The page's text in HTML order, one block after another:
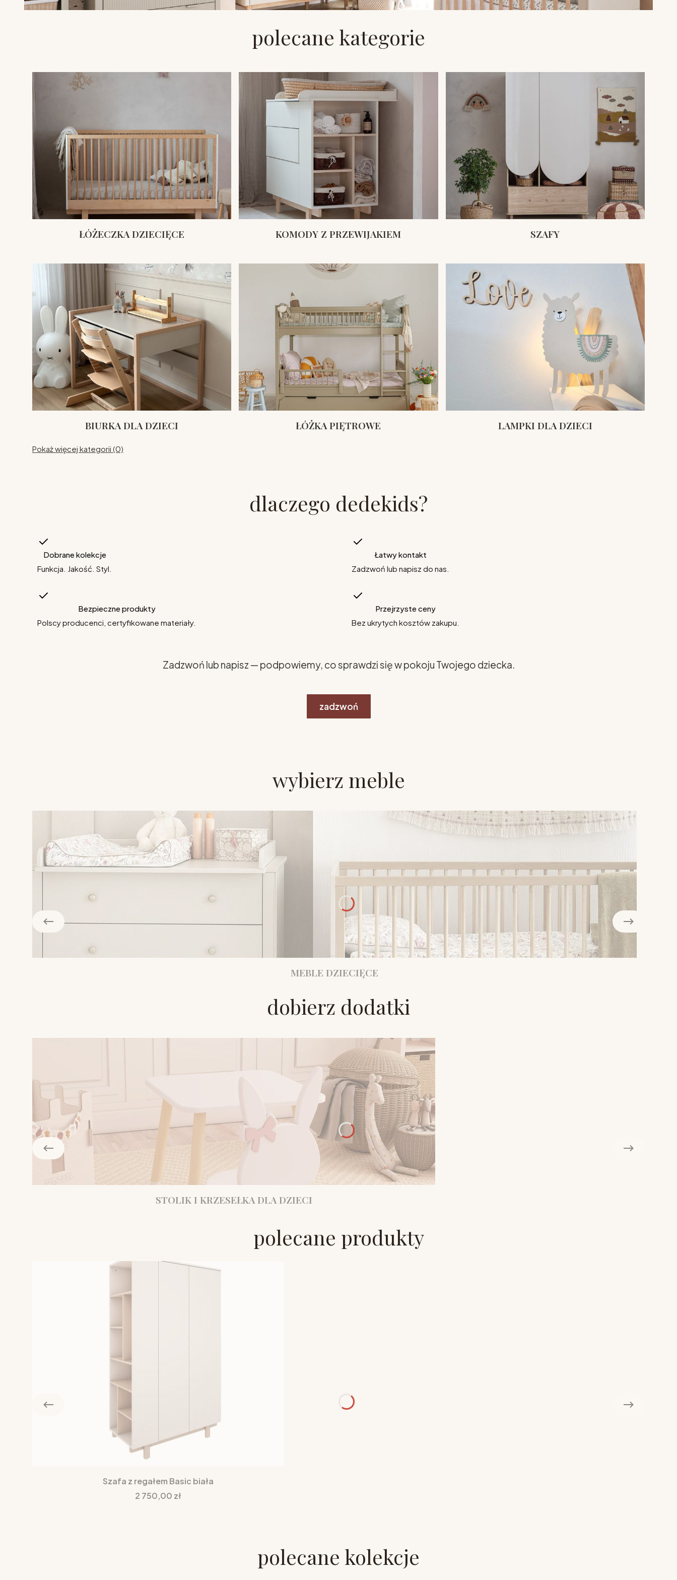
polecane kategorie
ŁÓŻECZKA DZIECIĘCE KOMODY Z PRZEWIJAKIEM SZAFY
BIURKA DLA DZIECI ŁÓŻKA PIĘTROWE LAMPKI DLA DZIECI
Pokaż więcej kategorii (0)
dlaczego dedekids?
Dobrane kolekcje
Funkcja. Jakość. Styl.
Łatwy kontakt
Zadzwoń lub napisz do nas.
Bezpieczne produkty
Polscy producenci, certyfikowane materiały.
Przejrzyste ceny
Bez ukrytych kosztów zakupu.
Zadzwoń lub napisz — podpowiemy, co sprawdzi się w pokoju Twojego dziecka.
zadzwoń
wybierz meble
MEBLE DZIECIĘCE
dobierz dodatki
STOLIK I KRZESEŁKA DLA DZIECI
polecane produkty
Szafa z regałem Basic biała
Cena
2 750,00 zł
polecane kolekcje